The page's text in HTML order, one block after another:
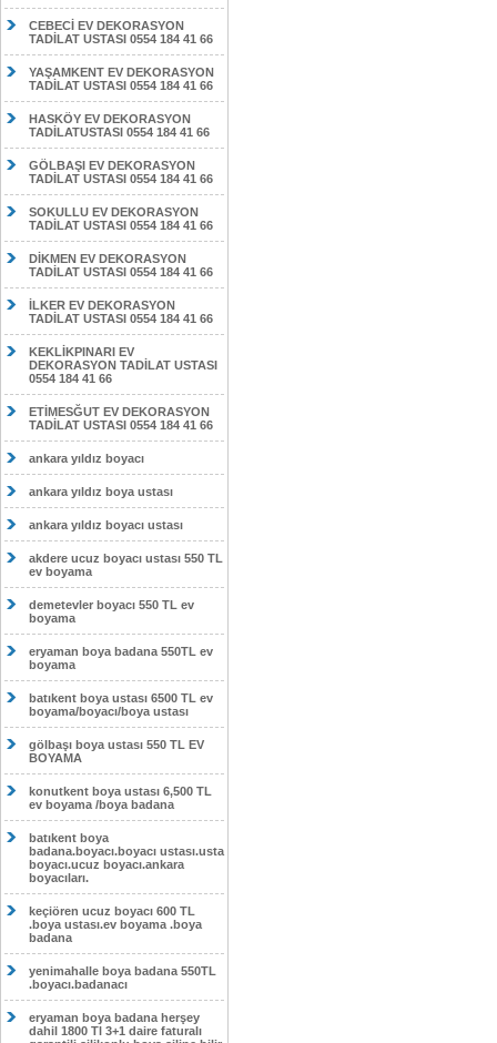
CEBECİ EV DEKORASYON
TADİLAT USTASI 0554 184 41 66
YAŞAMKENT EV DEKORASYON
TADİLAT USTASI 0554 184 41 66
HASKÖY EV DEKORASYON
TADİLATUSTASI 0554 184 41 66
GÖLBAŞI EV DEKORASYON
TADİLAT USTASI 0554 184 41 66
SOKULLU EV DEKORASYON
TADİLAT USTASI 0554 184 41 66
DİKMEN EV DEKORASYON
TADİLAT USTASI 0554 184 41 66
İLKER EV DEKORASYON
TADİLAT USTASI 0554 184 41 66
KEKLİKPINARI EV
DEKORASYON TADİLAT USTASI
0554 184 41 66
ETİMESĞUT EV DEKORASYON
TADİLAT USTASI 0554 184 41 66
ankara yıldız boyacı
ankara yıldız boya ustası
ankara yıldız boyacı ustası
akdere ucuz boyacı ustası 550 TL
ev boyama
demetevler boyacı 550 TL ev
boyama
eryaman boya badana 550TL ev
boyama
batıkent boya ustası 6500 TL ev
boyama/boyacı/boya ustası
gölbaşı boya ustası 550 TL EV
BOYAMA
konutkent boya ustası 6,500 TL
ev boyama /boya badana
batıkent boya
badana.boyacı.boyacı ustası.usta
boyacı.ucuz boyacı.ankara
boyacıları.
keçiören ucuz boyacı 600 TL
.boya ustası.ev boyama .boya
badana
yenimahalle boya badana 550TL
.boyacı.badanacı
eryaman boya badana herşey
dahil 1800 Tl 3+1 daire faturalı